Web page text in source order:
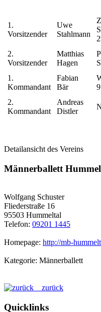
1.
Vorsitzender
Uwe
Stahlmann
2.
Vorsitzender
Matthias
Hagen
1.
Kommandant
Fabian
Bär
9
2.
Kommandant
Andreas
Distler
Detailansicht des Vereins
Männerballett
Wolfgang Schuster
Fliederstraße 16
95503 Hummeltal
Telefon: 09201 1445
Homepage: http://mb-
Kategorie: Männerballett
zurück
Quicklinks